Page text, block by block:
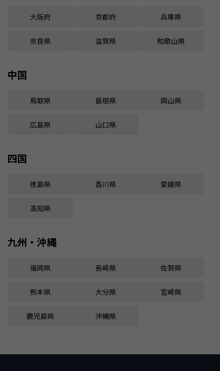
大阪府 京都府 兵庫県
奈良県 滋賀県 和歌山県
中国
鳥取県 島根県 岡山県
広島県 山口県
四国
徳島県 香川県 愛媛県
高知県
九州・沖縄
福岡県 長崎県 佐賀県
熊本県 大分県 宮崎県
鹿児島県 沖縄県